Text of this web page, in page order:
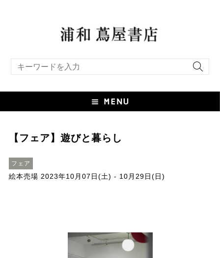
【フェア】遊びと暮らし
フェア
絵本売場 2023年10月07日(土) - 10月29日(日)